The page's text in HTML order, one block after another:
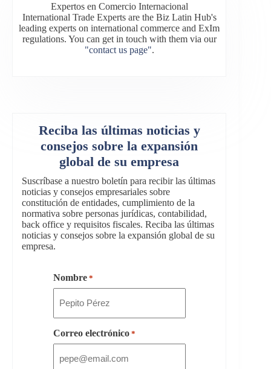
Expertos en Comercio Internacional
International Trade Experts are the Biz Latin Hub's
leading experts on international commerce and ExIm
regulations. You can get in touch with them via our
"contact us page".
Reciba las últimas noticias y
consejos sobre la expansión
global de su empresa
Suscríbase a nuestro boletín para recibir las últimas
noticias y consejos empresariales sobre
constitución de entidades, cumplimiento de la
normativa sobre personas jurídicas, contabilidad,
back office y requisitos fiscales. Reciba las últimas
noticias y consejos sobre la expansión global de su
empresa.
Nombre *
Correo electrónico *